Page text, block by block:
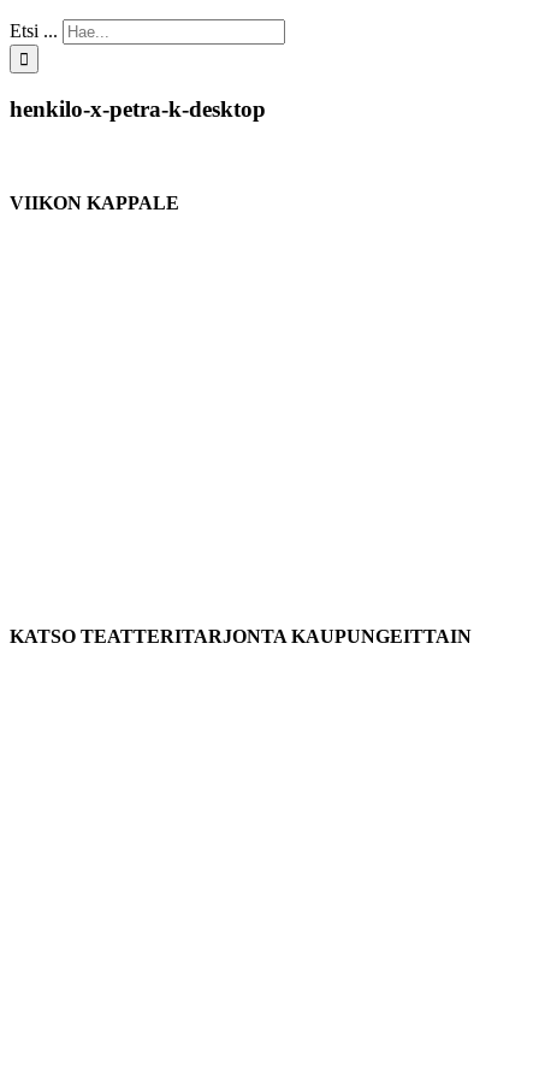
Etsi ...
henkilo-x-petra-k-desktop
VIIKON KAPPALE
KATSO TEATTERITARJONTA KAUPUNGEITTAIN